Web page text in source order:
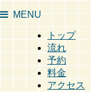
MENU
トップ
流れ
予約
料金
アクセス